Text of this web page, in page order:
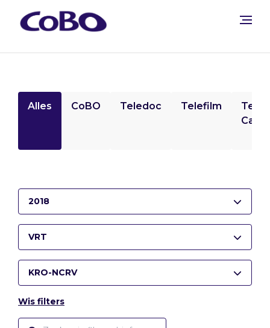
Alles CoBO Teledoc Telefilm
2018
VRT
KRO-NCRV
Wis filters